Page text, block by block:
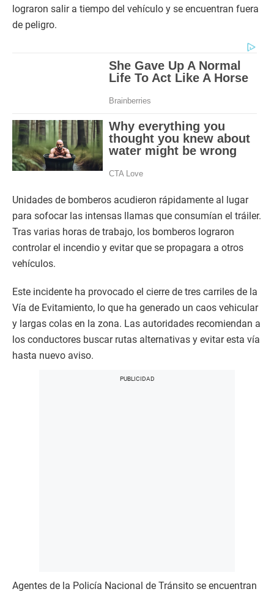
lograron salir a tiempo del vehículo y se encuentran fuera
de peligro.
Unidades de bomberos acudieron rápidamente al lugar
para sofocar las intensas llamas que consumían el tráiler.
Tras varias horas de trabajo, los bomberos lograron
controlar el incendio y evitar que se propagara a otros
vehículos.
Este incidente ha provocado el cierre de tres carriles de la
Vía de Evitamiento, lo que ha generado un caos vehicular
y largas colas en la zona. Las autoridades recomiendan a
los conductores buscar rutas alternativas y evitar esta vía
hasta nuevo aviso.
Agentes de la Policía Nacional de Tránsito se encuentran